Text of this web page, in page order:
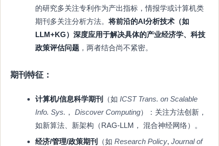
的研究多关注专利作为产出指标，情报学或计算机类
期刊多关注分析方法。将前沿的AI分析技术（如
LLM+KG）深度应用于解决具体的产业经济学、科技
政策评估问题 ，两者结合尚不紧密。
期刊特征：
计算机/信息科学期刊 （如 ICST Trans. on Scalable
Info. Sys. ， Discover Computing）：关注方法创新，
如新算法、新架构（RAG-LLM， 混合神经网络）。
经济/管理/政策期刊
（如 Research Policy, Journal of